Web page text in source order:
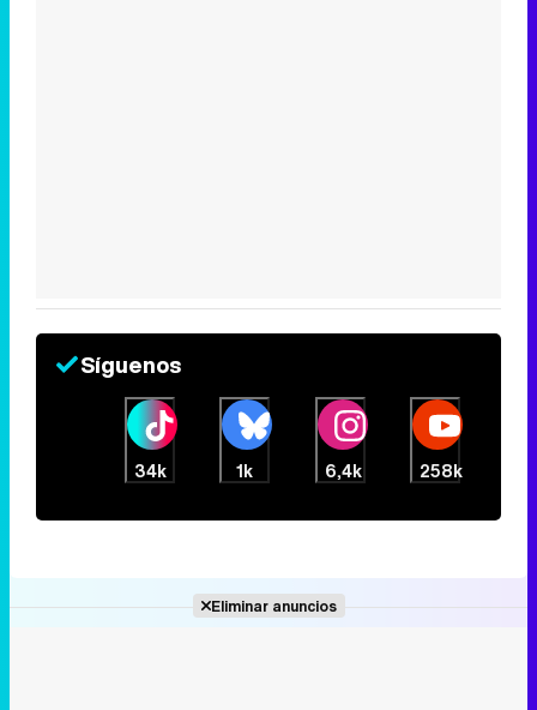
Síguenos
34k 1k 6,4k 258k
Eliminar anuncios